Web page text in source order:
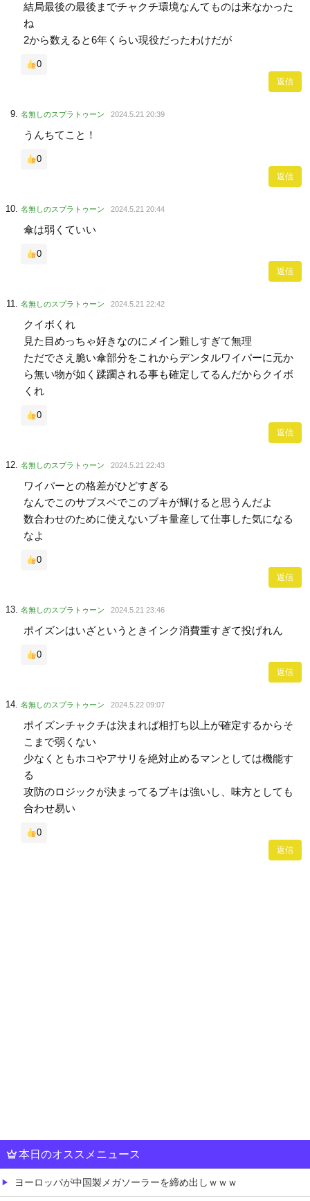
結局最後の最後までチャクチ環境なんてものは来なかった
ね
2から数えると6年くらい現役だったわけだが
0
返信
名無しのスプラトゥーン 2024.5.21 20:39
うんちてこと！
0
返信
名無しのスプラトゥーン 2024.5.21 20:44
傘は弱くていい
0
返信
名無しのスプラトゥーン 2024.5.21 22:42
クイボくれ
見た目めっちゃ好きなのにメイン難しすぎて無理
ただでさえ脆い傘部分をこれからデンタルワイパーに元か
ら無い物が如く蹂躙される事も確定してるんだからクイボ
くれ
0
返信
名無しのスプラトゥーン 2024.5.21 22:43
ワイパーとの格差がひどすぎる
なんでこのサブスペでこのブキが輝けると思うんだよ
数合わせのために使えないブキ量産して仕事した気になる
なよ
0
返信
名無しのスプラトゥーン 2024.5.21 23:46
ポイズンはいざというときインク消費重すぎて投げれん
0
返信
名無しのスプラトゥーン 2024.5.22 09:07
ポイズンチャクチは決まれば相打ち以上が確定するからそ
こまで弱くない
少なくともホコやアサリを絶対止めるマンとしては機能す
る
攻防のロジックが決まってるブキは強いし、味方としても
合わせ易い
0
返信
本日のオススメニュース
ヨーロッパが中国製メガソーラーを締め出しｗｗｗ